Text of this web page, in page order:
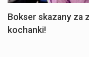
Bokser skazany za
kochanki!